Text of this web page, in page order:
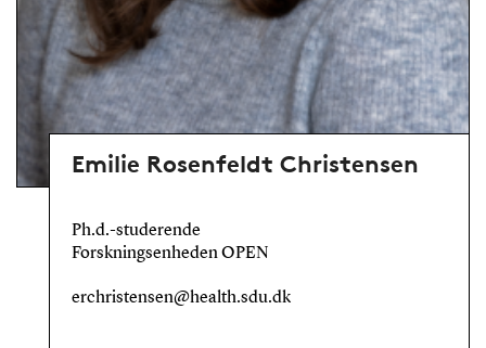
Emilie Rosenfeldt Christensen
Ph.d.-studerende
Forskningsenheden OPEN
erchristensen@health.sdu.dk